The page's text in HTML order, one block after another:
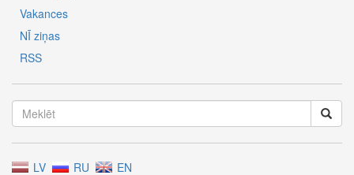
Vakances
NĪ ziņas
RSS
LV RU EN